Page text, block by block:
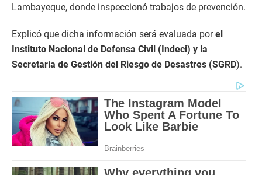
Lambayeque, donde inspeccionó trabajos de prevención.
Explicó que dicha información será evaluada porel
Instituto Nacional de Defensa Civil (Indeci) y la
Secretaría de Gestión del Riesgo de Desastres (SGRD).